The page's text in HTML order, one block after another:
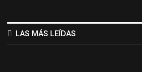
LAS MÁS LEÍDAS